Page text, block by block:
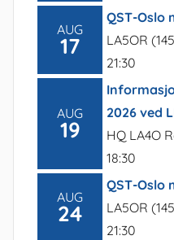
AUG
17
QST-Oslo
LA5OR
21:30
AUG
19
2026 ved
HQ LA4O
18:30
AUG
24
QST-Oslo
LA5OR
21:30